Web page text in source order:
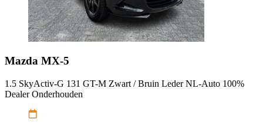
Mazda MX-5
1.5 SkyActiv-G 131 GT-M Zwart / Bruin Leder NL-Auto 100%
Dealer Onderhouden